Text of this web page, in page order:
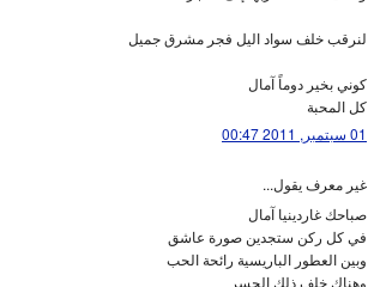
لنرقب خلف سواد اليل فجر مشرق جميل
كوني بخير دوماً آمال
كل المحبة
01 سبتمبر, 2011 00:47
غير معرف يقول...
صباحك غاردينيا آمال
في كل ركن ستجدين صورة عاشق
وبين العطور الباريسية رائحة الحب
وهناك خلف ذلك الجسر